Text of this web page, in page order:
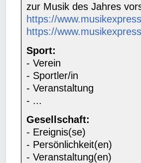
zur Musik des Jahres
https://
https://
Sport:
- Verein
- Sportler/in
- Veranstaltung
- ...
Gesellschaft:
- Ereignis(se)
- Persönlichkeit(en)
- Veranstaltung(en)